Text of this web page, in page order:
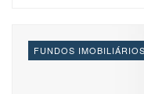
FUNDOS IMOBILIÁRIOS